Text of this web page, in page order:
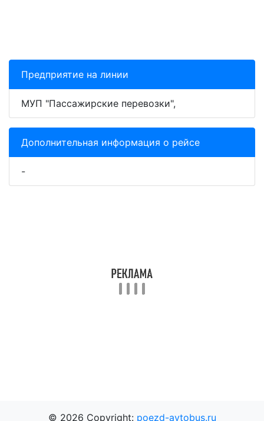
Предприятие на линии
МУП "Пассажирские перевозки",
Дополнительная информация о рейсе
-
© 2026 Copyright: poezd-avtobus.ru